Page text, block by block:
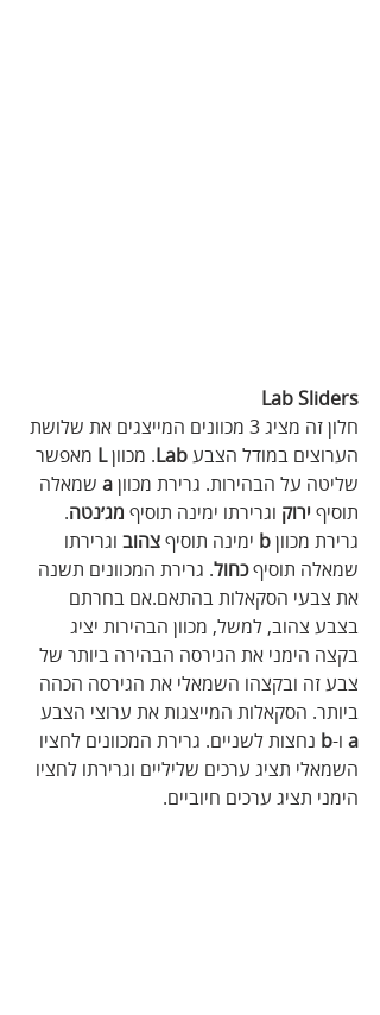
Lab Sliders
חלון זה מציג 3 מכוונים המייצגים את שלושת
הערוצים במודל הצבע Lab. מכוון L מאפשר
שליטה על הבהירות. גרירת מכוון a שמאלה
תוסיף ירוק וגרירתו ימינה תוסיף מג׳נטה.
גרירת מכוון b ימינה תוסיף צהוב וגרירתו
שמאלה תוסיף כחול. גרירת המכוונים תשנה
את צבעי הסקאלות בהתאם.אם בחרתם
בצבע צהוב, למשל, מכוון הבהירות יציג
בקצה הימני את הגירסה הבהירה ביותר של
צבע זה ובקצהו השמאלי את הגירסה הכהה
ביותר. הסקאלות המייצגות את ערוצי הצבע
a ו-b נחצות לשניים. גרירת המכוונים לחציו
השמאלי תציג ערכים שליליים וגרירתו לחציו
הימני תציג ערכים חיוביים.